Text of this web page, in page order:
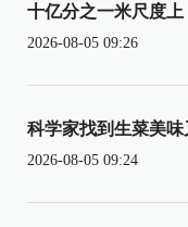
十亿分之一米尺度
2026-08-05 09:26
科学家找到生菜美
2026-08-05 09:24